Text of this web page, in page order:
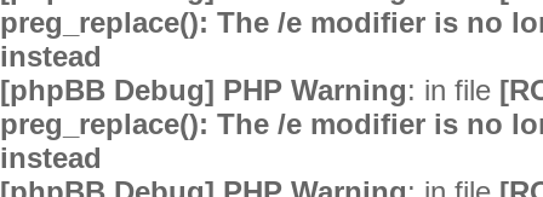
preg_replace(): The /e modifier is no
instead
[phpBB Debug] PHP Warning: in file
preg_replace(): The /e modifier is no
instead